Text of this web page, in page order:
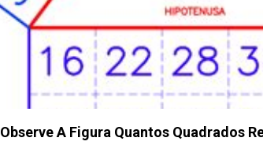
Observe A Figura Quantos Quadrados